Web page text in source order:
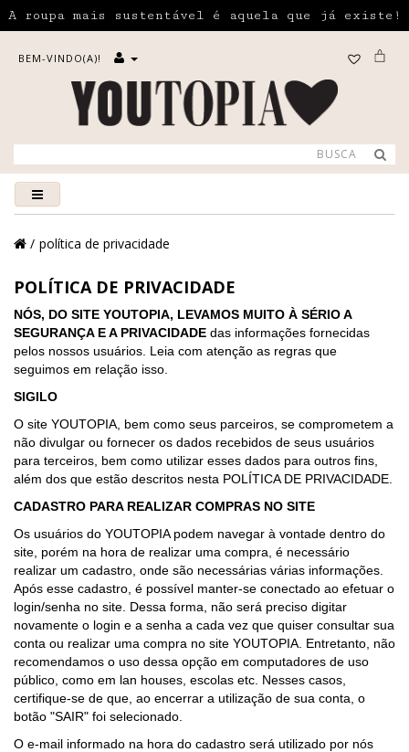
A roupa mais sustentável é aquela que já existe!
BEM-VINDO(A)!
política de privacidade
POLÍTICA DE PRIVACIDADE
NÓS, DO SITE YOUTOPIA, LEVAMOS MUITO À SÉRIO A
SEGURANÇA E A PRIVACIDADE das informações fornecidas
pelos nossos usuários. Leia com atenção as regras que
seguimos em relação isso.
SIGILO
O site YOUTOPIA, bem como seus parceiros, se comprometem a
não divulgar ou fornecer os dados recebidos de seus usuários
para terceiros, bem como utilizar esses dados para outros fins,
além dos que estão descritos nesta POLÍTICA DE PRIVACIDADE.
CADASTRO PARA REALIZAR COMPRAS NO SITE
Os usuários do YOUTOPIA podem navegar à vontade dentro do
site, porém na hora de realizar uma compra, é necessário
realizar um cadastro, onde são necessárias várias informações.
Após esse cadastro, é possível manter-se conectado ao efetuar o
login/senha no site. Dessa forma, não será preciso digitar
novamente o login e a senha a cada vez que quiser consultar sua
conta ou realizar uma compra no site YOUTOPIA. Entretanto, não
recomendamos o uso dessa opção em computadores de uso
público, como em lan houses, escolas etc. Nesses casos,
certifique-se de que, ao encerrar a utilização de sua conta, o
botão "SAIR" foi selecionado.
O e-mail informado na hora do cadastro será utilizado por nós